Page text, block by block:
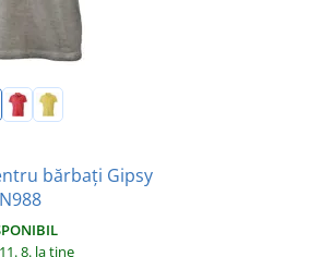
bărbați Gipsy
8. la tine